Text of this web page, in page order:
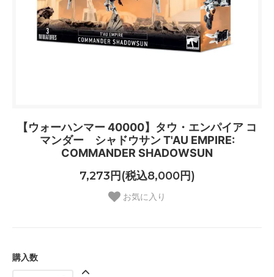
【ウォーハンマー 40000】タウ・エンパイア コ
マンダー シャドウサン T'AU EMPIRE:
COMMANDER SHADOWSUN
7,273円(税込8,000円)
お気に入り
購入数